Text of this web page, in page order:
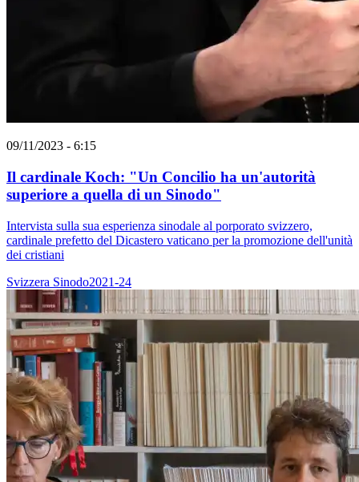
09/11/2023 - 6:15
Il cardinale Koch: "Un Concilio ha un'autorità
superiore a quella di un Sinodo"
Intervista sulla sua esperienza sinodale al porporato svizzero,
cardinale prefetto del Dicastero vaticano per la promozione dell'unità
dei cristiani
Svizzera Sinodo2021-24